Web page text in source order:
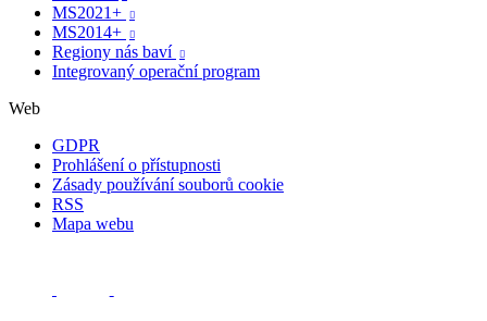
MS2021+ 
MS2014+ 
Regiony nás baví 
Integrovaný operační program
Web
GDPR
Prohlášení o přístupnosti
Zásady používání souborů cookie
RSS
Mapa webu